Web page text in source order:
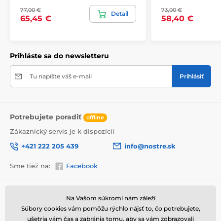
bezpečne doručený až k vám domov. Preto po
dôkladnom odkontrolovaní kvality balíme obrazy do
hrubej bublinkovej fólie.Obraz vám je doručený
nezabudneme na krabicu umiestniť informáciu
Výhody obrazov na plátne
77,00 €
65,45 €
Detail 73,00 €
58,40 €
Prihláste sa do newsletteru
Tu napíšte váš e-mail Prihlásiť
Potrebujete poradiť offline
Zákaznický servis je k dispozícii
+421 222 205 439
info@nostre.sk
Sme tiež na: Facebook
Informácie o nákupe
Obchodné a reklamačné
podmienky
Užitočné informácie
Často kladené otázky
Na Vašom súkromí nám záleží
Súbory cookies vám pomôžu rýchlo nájsť to, čo potrebujete,
ušetria vám čas a zabránia tomu, aby sa vám zobrazovali